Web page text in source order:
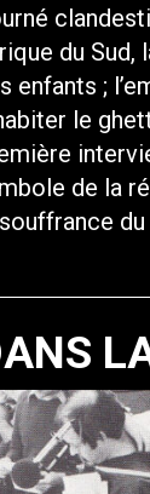
du Sud,
enfants ;
le
de la